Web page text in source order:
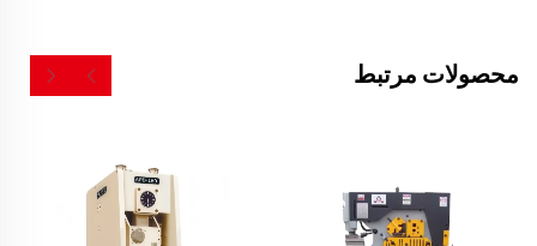
محصولات مرتبط